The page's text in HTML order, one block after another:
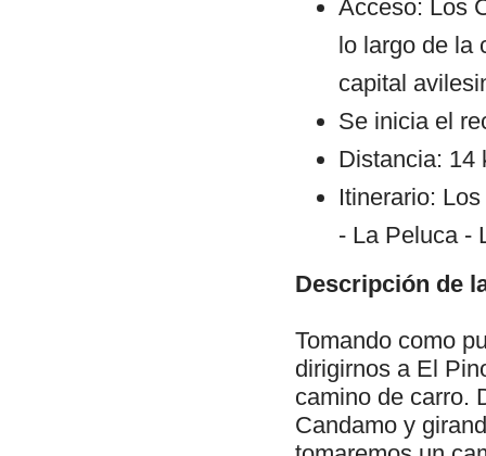
Acceso: Los
lo largo de la
capital
Se inicia el
Distancia: 14
Itinerario:
- La Peluca -
Descripción de
Tomando como
dirigirnos a El
camino de carro.
Candamo y